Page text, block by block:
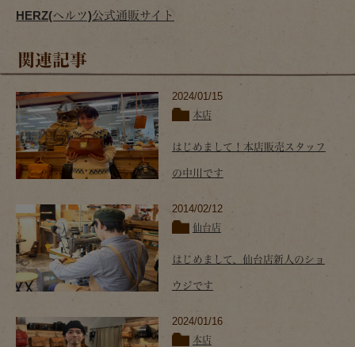
HERZ(ヘルツ)公式通販サイト
関連記事
2024/01/15
本店
はじめまして！本店販売スタッフ
の中川です
2014/02/12
仙台店
はじめまして、仙台店新人のショ
ウジです
2024/01/16
本店